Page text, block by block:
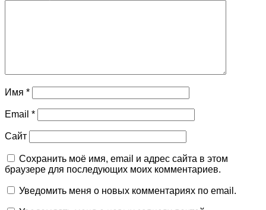
Имя *
Email *
Сайт
Сохранить моё имя, email и адрес сайта в этом
браузере для последующих моих комментариев.
Уведомить меня о новых комментариях по email.